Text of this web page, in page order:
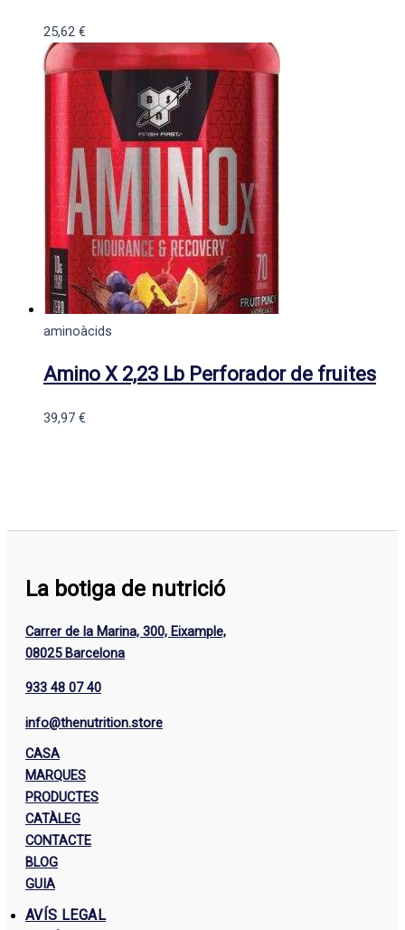
25,62 €
aminoàcids
Amino X 2,23 Lb Perforador de fruites
39,97 €
La botiga de nutrició
Carrer de la Marina, 300, Eixample,
08025 Barcelona
933 48 07 40
info@thenutrition.store
CASA
MARQUES
PRODUCTES
CATÀLEG
CONTACTE
BLOG
GUIA
AVÍS LEGAL